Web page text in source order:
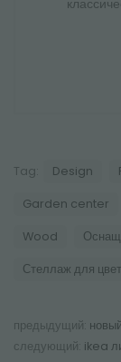
Tag: Design
Garden center
Wood
Стеллаж для
предыдущий:
следующий: ikea